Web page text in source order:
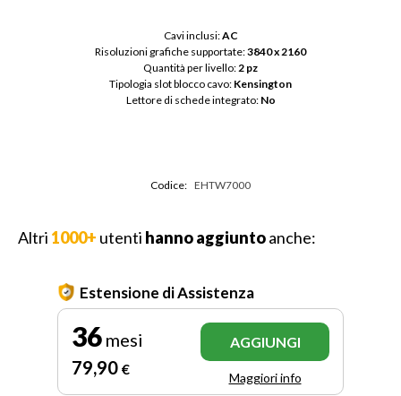
Cavi inclusi: AC
Risoluzioni grafiche supportate: 3840 x 2160
Quantità per livello: 2 pz
Tipologia slot blocco cavo: Kensington
Lettore di schede integrato: No
Codice: EHTW7000
Altri 1000+ utenti hanno aggiuntoanche:
Estensione di Assistenza
36 mesi
79,90 €
AGGIUNGI
Maggiori info